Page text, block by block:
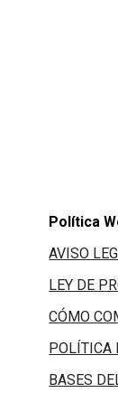
Política
AVISO
LEY DE
CÓMO
POLÍTICA
BASES